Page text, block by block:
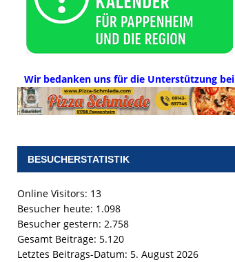
Wir bedanken uns für die Unterstützung bei
BESUCHERSTATISTIK
Online Visitors: 13
Besucher heute: 1.098
Besucher gestern: 2.758
Gesamt Beiträge: 5.120
Letztes Beitrags-Datum: 5. August 2026